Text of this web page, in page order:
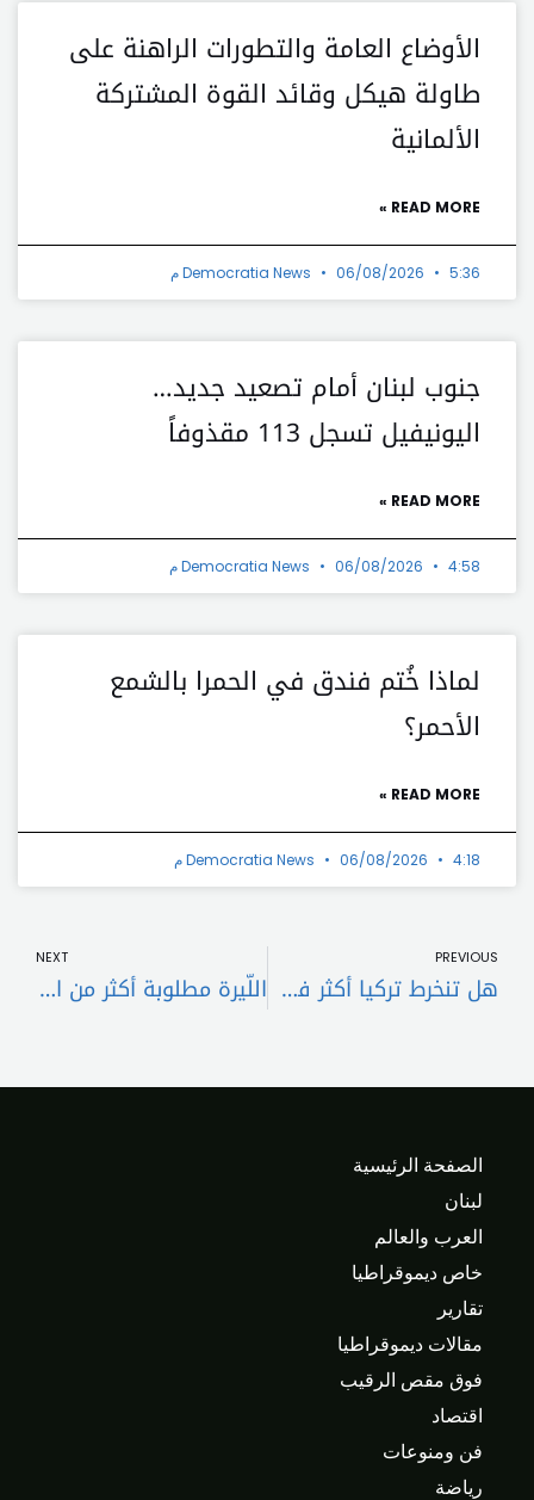
الأوضاع العامة والتطورات الراهنة على
طاولة هيكل وقائد القوة المشتركة
الألمانية
READ MORE »
Democratia News 06/08/2026 5:36 م
جنوب لبنان أمام تصعيد جديد…
اليونيفيل تسجل 113 مقذوفاً
READ MORE »
Democratia News 06/08/2026 4:58 م
لماذا خُتم فندق في الحمرا بالشمع
الأحمر؟
READ MORE »
Democratia News 06/08/2026 4:18 م
PREVIOUS
هل تنخرط تركيا أكثر في اللّعبة الداخلية اللبنانية؟
NEXT
اللّيرة مطلوبة أكثر من الدولار
الصفحة الرئيسية
لبنان
العرب والعالم
خاص ديموقراطيا
تقارير
مقالات ديموقراطيا
فوق مقص الرقيب
اقتصاد
فن ومنوعات
رياضة